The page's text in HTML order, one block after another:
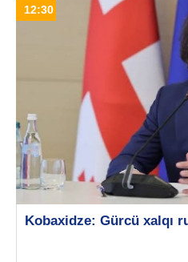
12:30
Kobaxidze: Gürcü xalqı